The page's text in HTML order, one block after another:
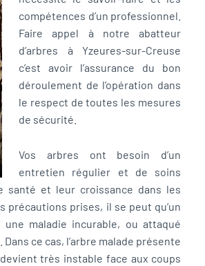
compétences d’un professionnel.
Faire appel à notre abatteur
d’arbres à Yzeures-sur-Creuse
c’est avoir l’assurance du bon
déroulement de l’opération dans
le respect de toutes les mesures
de sécurité.
Vos arbres ont besoin d’un
entretien régulier et de soins
santé et leur croissance dans les
prises, il se peut qu’un
maladie incurable, ou attaqué
ce cas, l’arbre malade présente
très instable face aux coups